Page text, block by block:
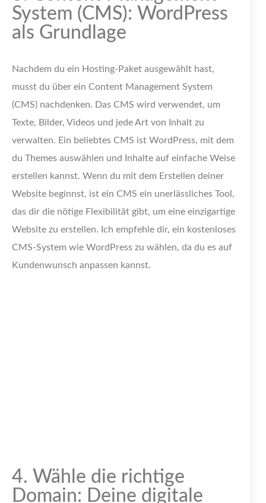
System (CMS): WordPress
als Grundlage
Nachdem du ein Hosting-Paket ausgewählt hast,
musst du über ein Content Management System
(CMS) nachdenken. Das CMS wird verwendet, um
Texte, Bilder, Videos und jede Art von Inhalt zu
verwalten. Ein beliebtes CMS ist WordPress, mit dem
du Themes auswählen und Inhalte auf einfache Weise
erstellen kannst. Wenn du mit dem Erstellen deiner
Website beginnst, ist ein CMS ein unerlässliches Tool,
das dir die nötige Flexibilität gibt, um eine einzigartige
Website zu erstellen. Ich empfehle dir, ein kostenloses
CMS-System wie WordPress zu wählen, da du es auf
Kundenwunsch anpassen kannst.
4. Wähle die richtige
Domain: Deine digitale